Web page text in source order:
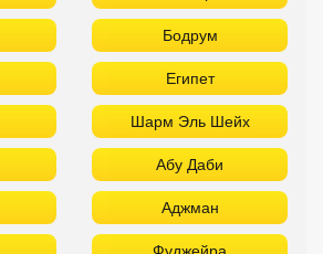
Бодрум
Египет
Шарм Эль Шейх
Абу Даби
Аджман